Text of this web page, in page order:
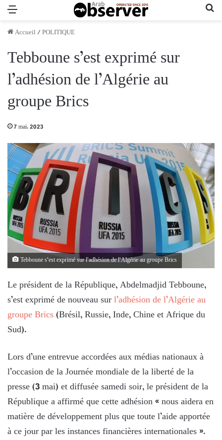
Accueil /POLITIQUE
Tebboune s’est exprimé sur
l’adhésion de l’Algérie au
groupe Brics
7 mai، 2023
Tebboune s’est exprimé sur l’adhésion de l’Algérie au groupe Brics
Le président de la République, Abdelmadjid Tebboune,
s’est exprimé de nouveau surl’adhésion de l’Algérie au
groupe Brics(Brésil, Russie, Inde, Chine et Afrique du
Sud).
Lors d’une entrevue accordées aux médias nationaux à
l’occasion de la Journée mondiale de la liberté de la
presse (3 mai) et diffusée samedi soir, le président de la
République a affirmé que cette adhésion « nous aidera en
matière de développement plus que toute l’aide apportée
à ce jour par les instances financières internationales ».